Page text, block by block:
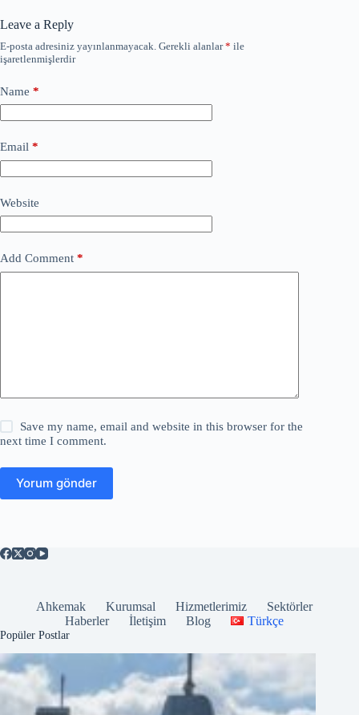
Leave a Reply
E-posta adresiniz yayınlanmayacak. Gerekli alanlar* ile
işaretlenmişlerdir
Name *
Email *
Website
Add Comment *
Save my name, email and website in this browser for the
next time I comment.
Yorum gönder
Ahkemak Kurumsal Hizmetlerimiz
Sektörler
Haberler
İletişim Blog Türkçe
Popüler Postlar